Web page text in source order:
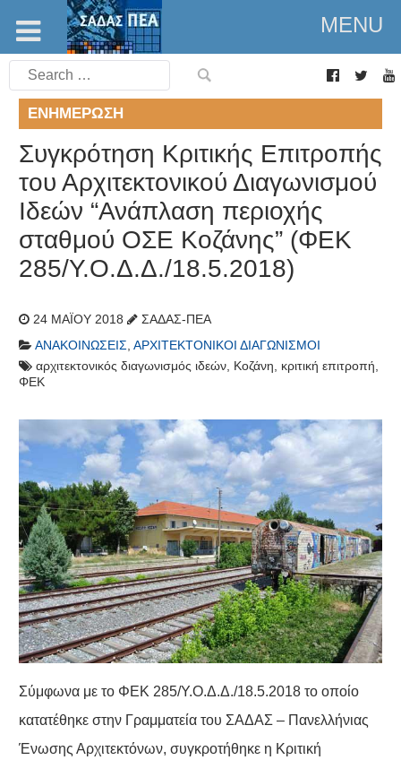
MENU
Search
for:
ΕΝΗΜΈΡΩΣΗ
Συγκρότηση Κριτικής Επιτροπής
του Αρχιτεκτονικού Διαγωνισμού
Ιδεών “Ανάπλαση περιοχής
σταθμού ΟΣΕ Κοζάνης” (ΦΕΚ
285/Υ.Ο.Δ.Δ./18.5.2018)
24 ΜΑΪ́ΟΥ 2018
ΣΑΔΑΣ-ΠΕΑ
ΑΝΑΚΟΙΝΏΣΕΙΣ, ΑΡΧΙΤΕΚΤΟΝΙΚΟΊ ΔΙΑΓΩΝΙΣΜΟΊ
αρχιτεκτονικός διαγωνισμός ιδεών, Κοζάνη, κριτική επιτροπή,
ΦΕΚ
Σύμφωνα με το ΦΕΚ 285/Υ.Ο.Δ.Δ./18.5.2018 το οποίο
κατατέθηκε στην Γραμματεία του ΣΑΔΑΣ – Πανελλήνιας
Ένωσης Αρχιτεκτόνων, συγκροτήθηκε η Κριτική